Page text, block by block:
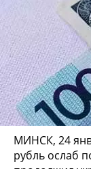
МИНСК, 24
рубль ослаб